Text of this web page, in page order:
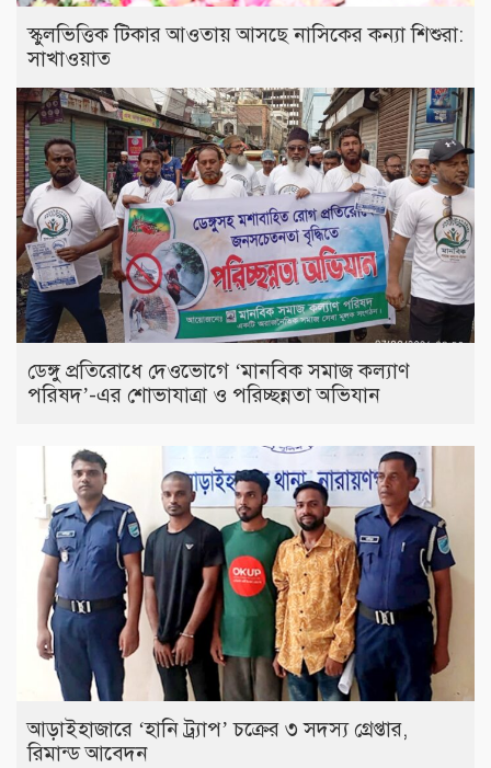
স্কুলভিত্তিক টিকার আওতায় আসছে নাসিকের কন্যা শিশুরা:
সাখাওয়াত
ডেঙ্গু প্রতিরোধে দেওভোগে ‘মানবিক সমাজ কল্যাণ
পরিষদ’-এর শোভাযাত্রা ও পরিচ্ছন্নতা অভিযান
আড়াইহাজারে ‘হানি ট্র্যাপ’ চক্রের ৩ সদস্য গ্রেপ্তার,
রিমান্ড আবেদন